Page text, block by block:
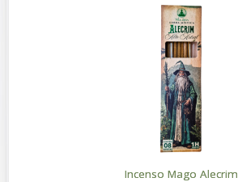
Incenso Mago Alecrim